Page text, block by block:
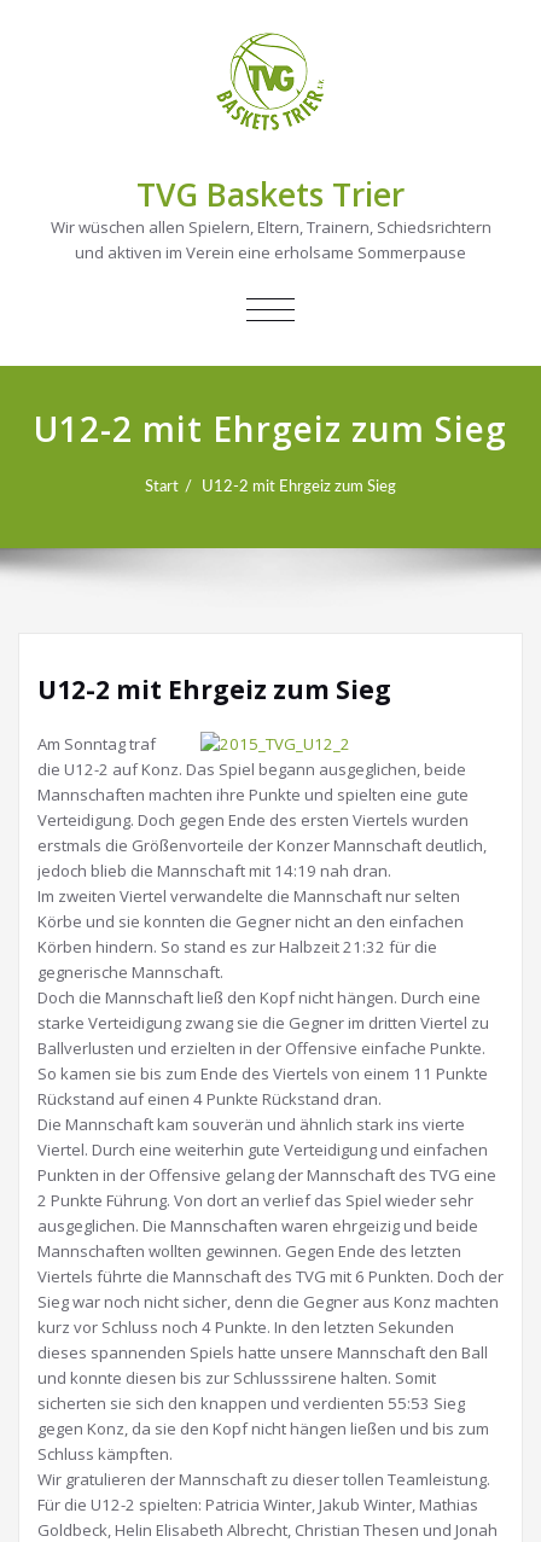
TVG Baskets Trier
Wir wüschen allen Spielern, Eltern, Trainern, Schiedsrichtern
und aktiven im Verein eine erholsame Sommerpause
NAVIGATION
U12-2 mit Ehrgeiz zum Sieg
Start U12-2 mit Ehrgeiz zum Sieg
U12-2 mit Ehrgeiz zum Sieg
Am Sonntag traf
die U12-2 auf Konz. Das Spiel begann ausgeglichen, beide
Mannschaften machten ihre Punkte und spielten eine gute
Verteidigung. Doch gegen Ende des ersten Viertels wurden
erstmals die Größenvorteile der Konzer Mannschaft deutlich,
jedoch blieb die Mannschaft mit 14:19 nah dran.
Im zweiten Viertel verwandelte die Mannschaft nur selten
Körbe und sie konnten die Gegner nicht an den einfachen
Körben hindern. So stand es zur Halbzeit 21:32 für die
gegnerische Mannschaft.
Doch die Mannschaft ließ den Kopf nicht hängen. Durch eine
starke Verteidigung zwang sie die Gegner im dritten Viertel zu
Ballverlusten und erzielten in der Offensive einfache Punkte.
So kamen sie bis zum Ende des Viertels von einem 11 Punkte
Rückstand auf einen 4 Punkte Rückstand dran.
Die Mannschaft kam souverän und ähnlich stark ins vierte
Viertel. Durch eine weiterhin gute Verteidigung und einfachen
Punkten in der Offensive gelang der Mannschaft des TVG eine
2 Punkte Führung. Von dort an verlief das Spiel wieder sehr
ausgeglichen. Die Mannschaften waren ehrgeizig und beide
Mannschaften wollten gewinnen. Gegen Ende des letzten
Viertels führte die Mannschaft des TVG mit 6 Punkten. Doch der
Sieg war noch nicht sicher, denn die Gegner aus Konz machten
kurz vor Schluss noch 4 Punkte. In den letzten Sekunden
dieses spannenden Spiels hatte unsere Mannschaft den Ball
und konnte diesen bis zur Schlusssirene halten. Somit
sicherten sie sich den knappen und verdienten 55:53 Sieg
gegen Konz, da sie den Kopf nicht hängen ließen und bis zum
Schluss kämpften.
Wir gratulieren der Mannschaft zu dieser tollen Teamleistung.
Für die U12-2 spielten: Patricia Winter, Jakub Winter, Mathias
Goldbeck, Helin Elisabeth Albrecht, Christian Thesen und Jonah